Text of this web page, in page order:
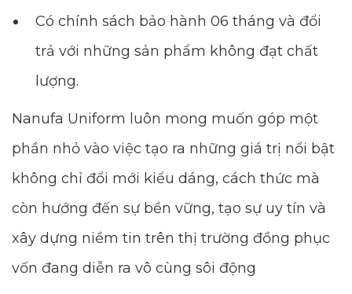
Có chính sách bảo hành 06 tháng và đổi
trả với những sản phẩm không đạt chất
lượng.
Nanufa Uniform luôn mong muốn góp một
phần nhỏ vào việc tạo ra những giá trị nổi bật
không chỉ đổi mới kiểu dáng, cách thức mà
còn hướng đến sự bền vững, tạo sự uy tín và
xây dựng niềm tin trên thị trường đồng phục
vốn đang diễn ra vô cùng sôi động